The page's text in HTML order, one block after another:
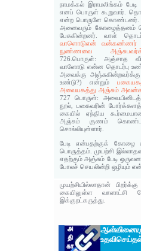
நாமக்கல் இராமலிங்கம்
எனப் பொருள் கூறுவார்.
என்ற பொருளே கொண்டனர்.
அனைவரும் கோழைத்தனம்
பேசுகின்றனர். வாள்
வாளொடுஎன் வன்கண்ணர்
நுண்ணவை
726.பொருள்: அஞ்சாத
வாளோடு என்ன தொடர்பு
அவைக்கு
உண்டு?) என்றும்
அவையகத்து அஞ்சும்
727 பொருள்:
நூல், பகைவரின்
கையில் ஏந்திய
அஞ்சும் குணம்
சொல்லியுள்ளார்.
பேடி என்பதற்குக்
பொருத்தம். முயற்சி
எதற்கும் அஞ்சும் பேடி
போலச் செயலின்றி ஒழியும்
முயற்சியில்லாதான்
கையிலுள்ள வாளாட்சி
இக்குறட்கருத்து.